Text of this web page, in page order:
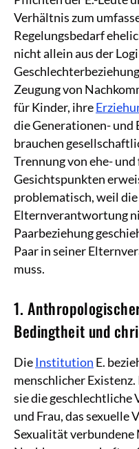
Verhältnis zum
Regelungsbedarf
nicht allein aus der
Zeugung von
für Kinder, ihre
die Generationen- und
brauchen
Trennung von ehe-
Gesichtspunkten
problematisch, weil
Elternverantwortung
Paarbeziehung
Paar in seiner
muss.
1.
Bedingtheit und
DieInstitution E.
menschlicher
sie die geschlechtliche
und Frau, das sexuelle
Sexualität verbundene